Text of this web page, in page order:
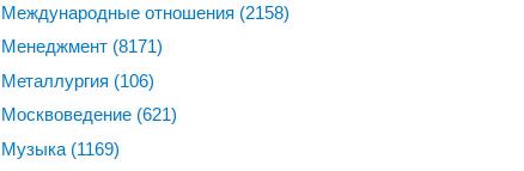
Международные отношения (2158)
Менеджмент (8171)
Металлургия (106)
Москвоведение (621)
Музыка (1169)